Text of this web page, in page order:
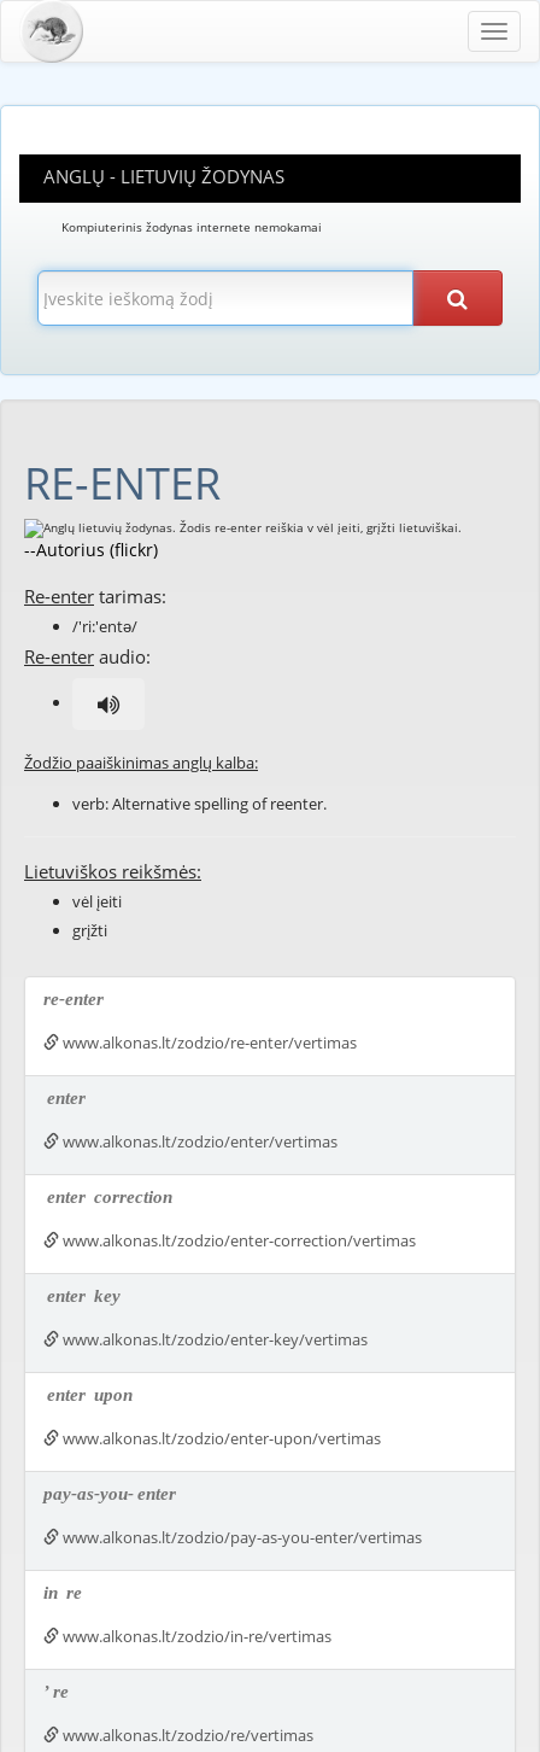
ANGLŲ - LIETUVIŲ ŽODYNAS
Kompiuterinis žodynas internete nemokamai
RE-ENTER
--Autorius (flickr)
Re-enter tarimas:
/'ri:'entə/
Re-enter audio:
Žodžio paaiškinimas anglų kalba:
verb: Alternative spelling ofreenter.
Lietuviškos reikšmės:
vėl įeiti
grįžti
re-enter
www.alkonas.lt/zodzio/re-enter/vertimas
enter
www.alkonas.lt/zodzio/enter/vertimas
enter correction
www.alkonas.lt/zodzio/enter-correction/vertimas
enter key
www.alkonas.lt/zodzio/enter-key/vertimas
enter upon
www.alkonas.lt/zodzio/enter-upon/vertimas
pay-as-you-enter
www.alkonas.lt/zodzio/pay-as-you-enter/vertimas
in re
www.alkonas.lt/zodzio/in-re/vertimas
’re
www.alkonas.lt/zodzio/re/vertimas